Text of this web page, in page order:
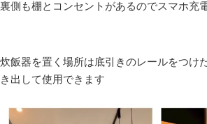
裏側も棚とコンセントがあるのでスマホ充
炊飯器を置く場所は底引きのレールをつけ
き出して使用できます